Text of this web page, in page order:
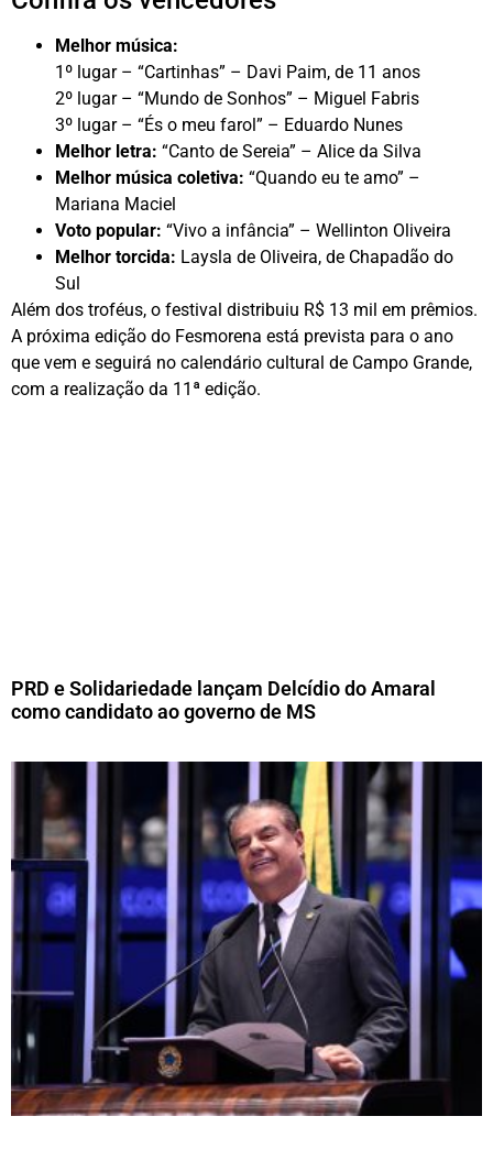
Melhor música:
1º lugar – “Cartinhas” – Davi Paim, de 11 anos
2º lugar – “Mundo de Sonhos” – Miguel Fabris
3º lugar – “És o meu farol” – Eduardo Nunes
Melhor letra: “Canto de Sereia” – Alice da Silva
Melhor música coletiva: “Quando eu te amo” –
Mariana Maciel
Voto popular: “Vivo a infância” – Wellinton Oliveira
Melhor torcida: Laysla de Oliveira, de Chapadão do
Sul
Além dos troféus, o festival distribuiu R$ 13 mil em prêmios.
A próxima edição do Fesmorena está prevista para o ano
que vem e seguirá no calendário cultural de Campo Grande,
com a realização da 11ª edição.
PRD e Solidariedade lançam Delcídio do Amaral
como candidato ao governo de MS